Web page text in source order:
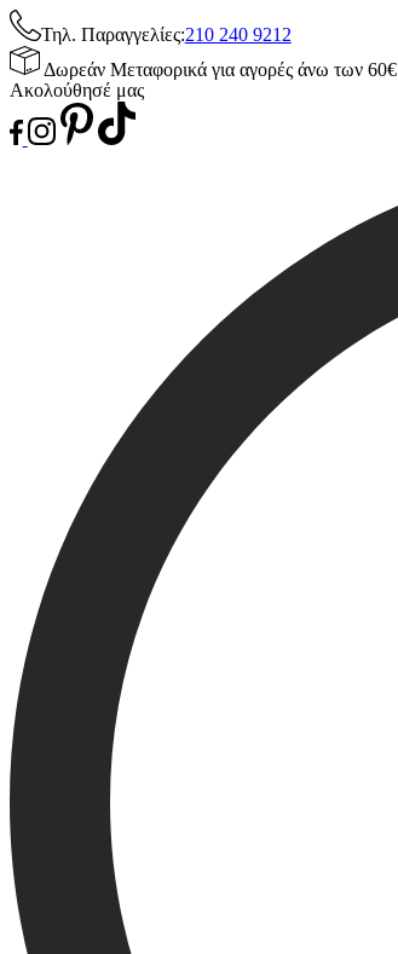
Τηλ. Παραγγελίες:210 240 9212
Δωρεάν Μεταφορικά για αγορές άνω των 60€
Ακολούθησέ μας